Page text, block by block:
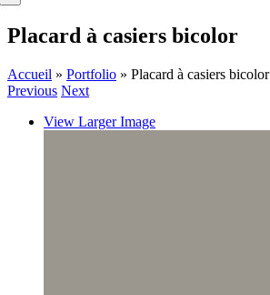
Placard à casiers bicolor
Accueil » Portfolio » Placard à casiers bicolor
Previous Next
View Larger Image